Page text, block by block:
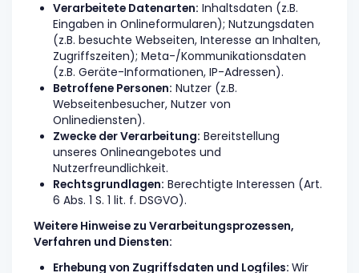
Verarbeitete Datenarten: Inhaltsdaten (z.B.
Eingaben in Onlineformularen); Nutzungsdaten
(z.B. besuchte Webseiten, Interesse an Inhalten,
Zugriffszeiten); Meta-/Kommunikationsdaten
(z.B. Geräte-Informationen, IP-Adressen).
Betroffene Personen: Nutzer (z.B.
Webseitenbesucher, Nutzer von
Onlinediensten).
Zwecke der Verarbeitung: Bereitstellung
unseres Onlineangebotes und
Nutzerfreundlichkeit.
Rechtsgrundlagen: Berechtigte Interessen (Art.
6 Abs. 1 S. 1 lit. f. DSGVO).
Weitere Hinweise zu Verarbeitungsprozessen,
Verfahren und Diensten:
Erhebung von Zugriffsdaten und Logfiles: Wir